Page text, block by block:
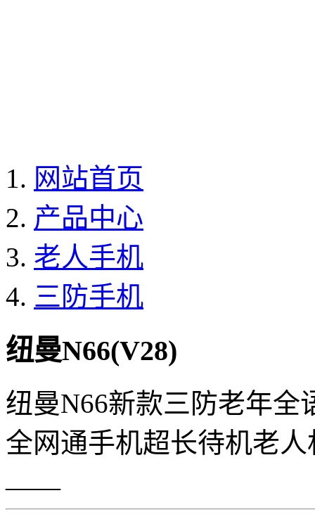
网站首页
产品中心
老人手机
三防手机
纽曼N66(V28)
纽曼N66新款三防老年全
全网通手机超长待机老
——